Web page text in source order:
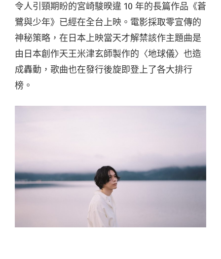
令人引頸期盼的宮崎駿暌違 10 年的長篇作品《蒼
鷺與少年》已經在全台上映。電影採取零宣傳的
神秘策略，在日本上映當天才解禁該作主題曲是
由日本創作天王米津玄師製作的〈地球儀〉也造
成轟動，歌曲也在發行後旋即登上了各大排行
榜。